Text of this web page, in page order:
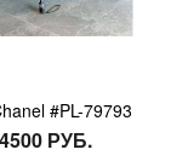
#PL-79793
РУБ.